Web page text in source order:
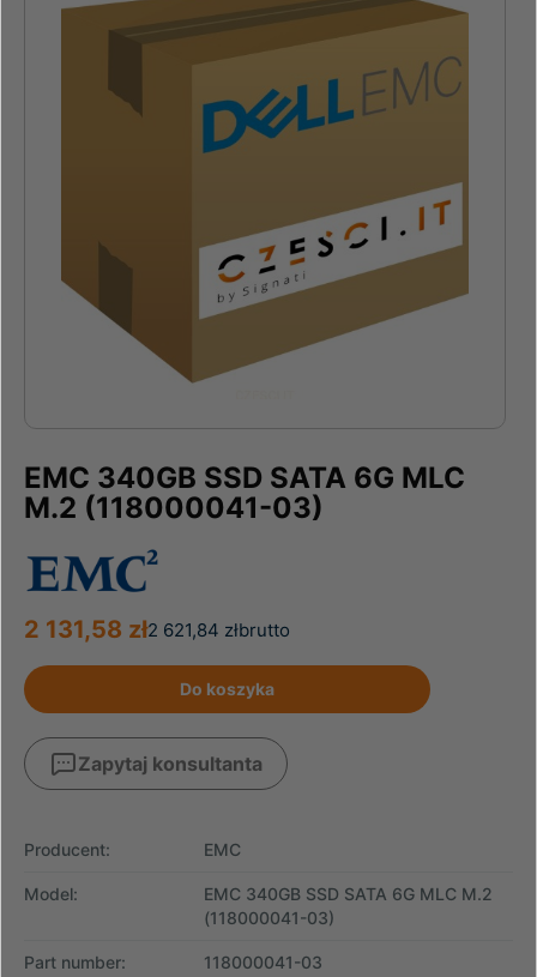
EMC 340GB SSD SATA 6G MLC
M.2 (118000041-03)
brutto
2 621,84 zł
2 131,58 zł
Do koszyka
Zapytaj konsultanta
Producent: EMC
Model:
EMC 340GB SSD SATA 6G MLC M.2
(118000041-03)
Part number: 118000041-03